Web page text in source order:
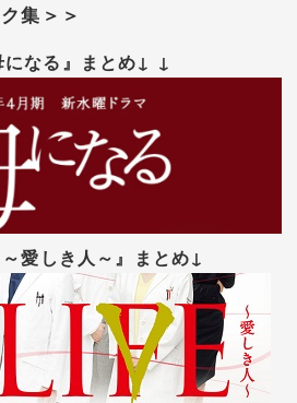
集＞＞
なる』まとめ↓ ↓
愛しき人～』まとめ↓